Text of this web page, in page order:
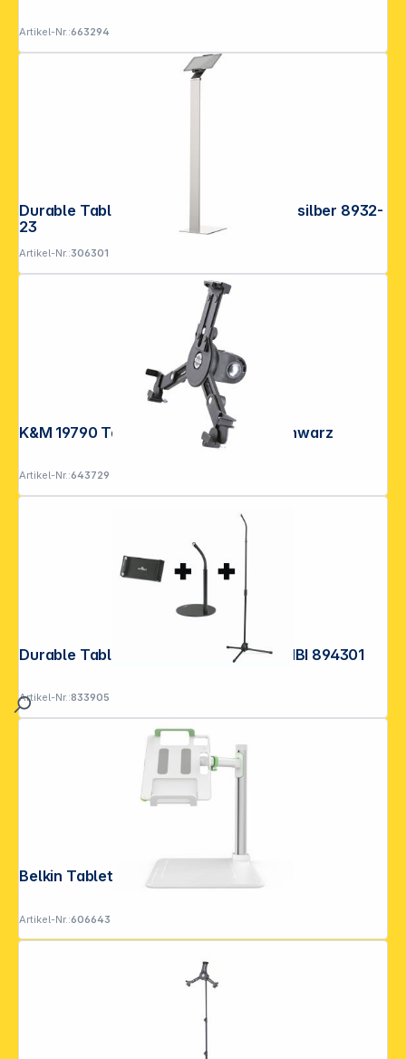
Artikel-Nr.:663294
Durable Tablet Holder FLOOR metallic silber 8932-
23
Artikel-Nr.:306301
K&M 19790 Tablet-PC-Stativhalter schwarz
Artikel-Nr.:643729
Durable Tablet Halterung TWIST COMBI 894301
Artikel-Nr.:833905
Artikel-Nr.:606643